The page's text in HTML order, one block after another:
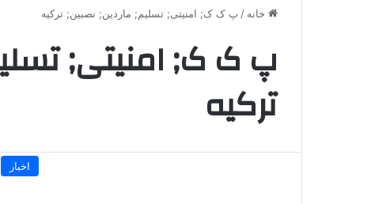
خانه / پ ک ک; امنیتی; تسلیم; ماردین; نصبین; ترکیه
پ ک ک; امنیتی;
ترکیه
اخبار